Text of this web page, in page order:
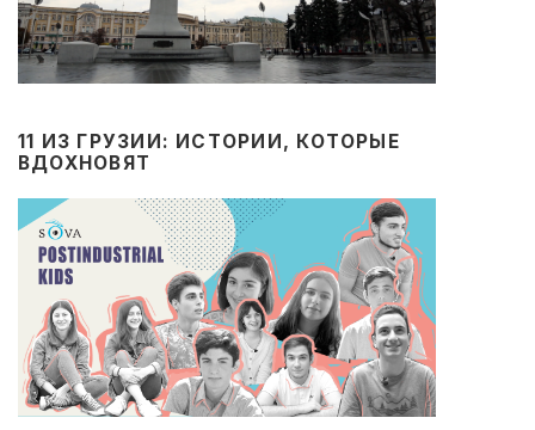
11 ИЗ ГРУЗИИ: ИСТОРИИ, КОТОРЫЕ
ВДОХНОВЯТ